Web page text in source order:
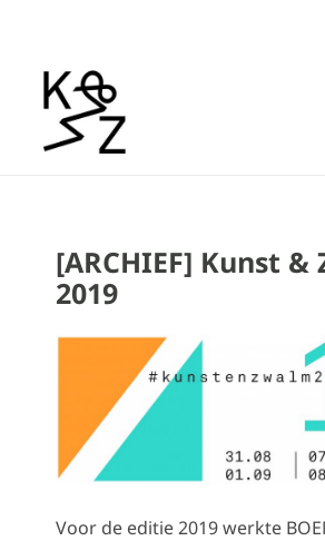
[ARCHIEF] Kunst &
2019
Voor de editie 2019 werkte